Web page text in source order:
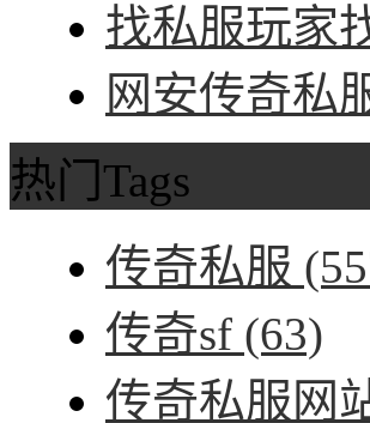
找私服玩家
网安传奇私
热门Tags
传奇私服
传奇sf (63)
传奇私服网